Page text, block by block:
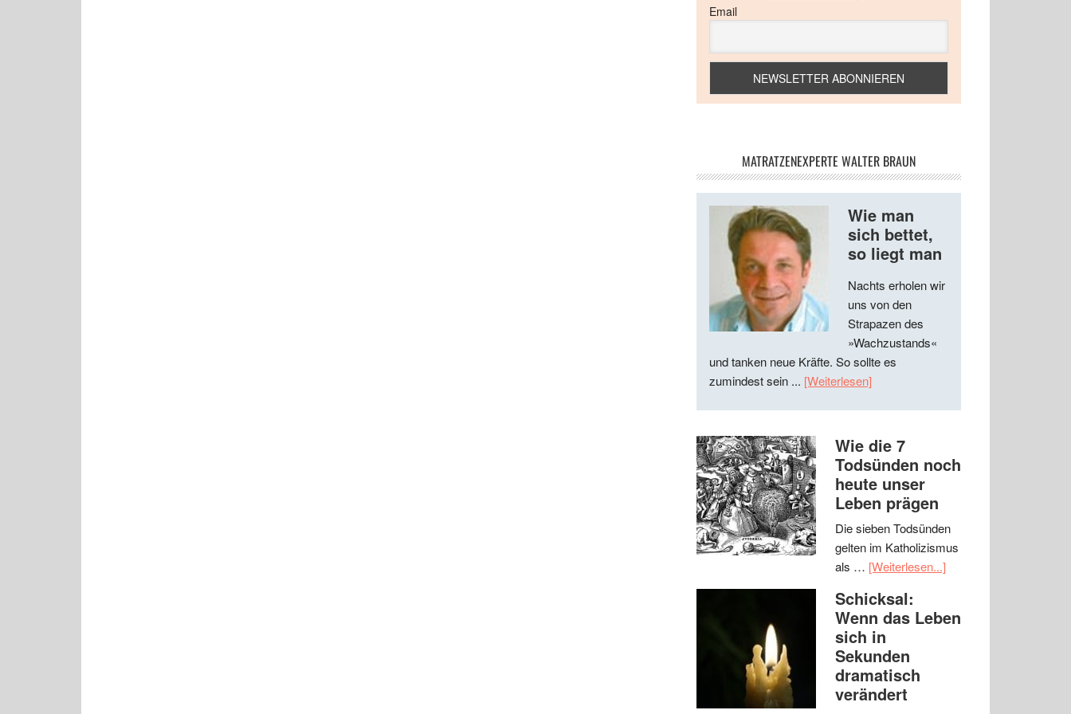
Email
MATRATZENEXPERTE WALTER BRAUN
Wie man
sich bettet,
so liegt man
Nachts erholen wir
uns von den
Strapazen des
»Wachzustands«
und tanken neue Kräfte. So sollte es
zumindest sein ... [Weiterlesen]
Wie die 7
Todsünden noch
heute unser
Leben prägen
Die sieben Todsünden
gelten im Katholizismus
als … [Weiterlesen...]
Schicksal:
Wenn das Leben
sich in
Sekunden
dramatisch
verändert